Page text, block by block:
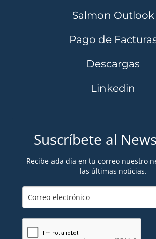
Salmon Outlook
Pago de
Descargas
Linkedin
Suscríbete al
Recibe ada día en tu correo nuestro
las últimas noticias.